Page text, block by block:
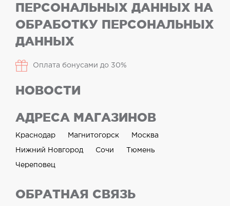
ПЕРСОНАЛЬНЫХ ДАННЫХ НА
ОБРАБОТКУ ПЕРСОНАЛЬНЫХ
ДАННЫХ
Оплата бонусами до 30%
НОВОСТИ
АДРЕСА МАГАЗИНОВ
Краснодар Магнитогорск Москва
Нижний Новгород Сочи Тюмень
Череповец
ОБРАТНАЯ СВЯЗЬ